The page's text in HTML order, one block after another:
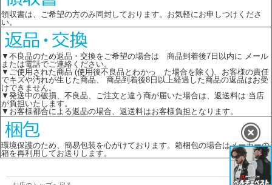
領収書は、ご希望の方のみ同封しております。お気軽にお申しつけくださ
い。
▼不良品のため返品・交換をご希望の場合は 商品到着後7日以内に メール
または電話でご連絡ください。
▼ご使用された商品 (使用後不良品とわかっ た場合を除く)、お客様の責任
でキズや汚れが生じた商品、 商品到着後8日以上経過した商品の返品はお受
けできません。
▼発送中の破損、不良品、ご注文と違う商が届いた場合は、返送料は 当店
が負担いたします。
▼お客様都合による返品の場合、返送料はお客様負担となります。
環境保護のため、簡易包装を心がけております。箱梱包の場合はメーカーの
箱を再利用してお送りします。